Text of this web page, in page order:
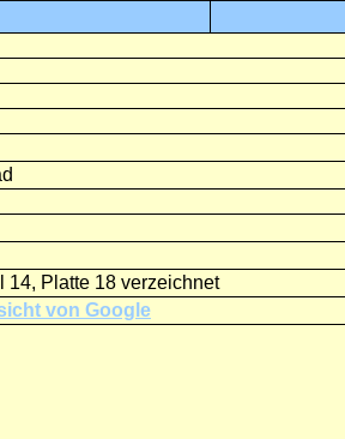
14, Platte 18 verzeichnet
von Google